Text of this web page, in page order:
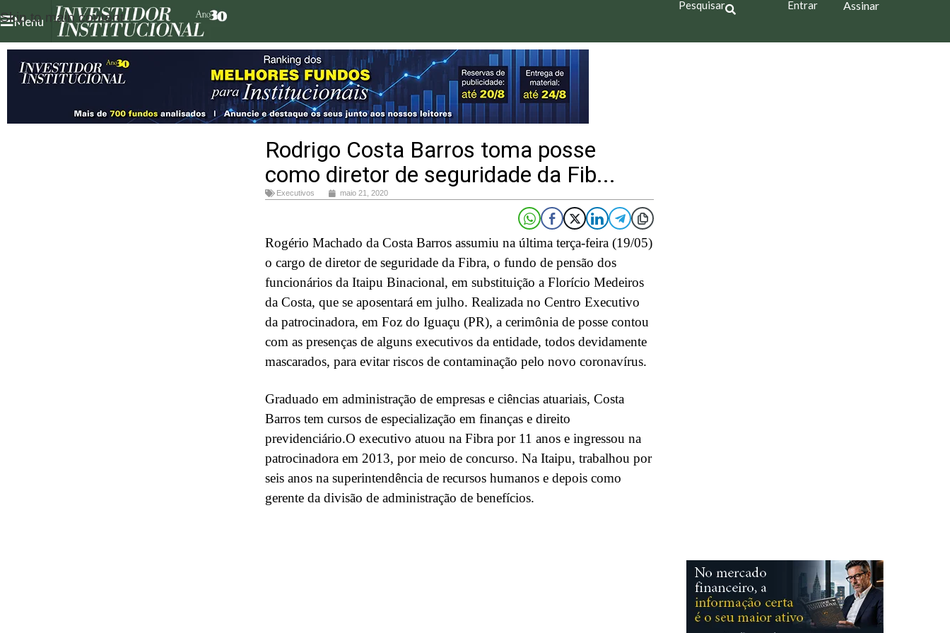
Skip to main content
Menu
Pesquisar Entrar Assinar
Rodrigo Costa Barros toma posse
como diretor de seguridade da Fib...
Executivos maio 21, 2020
Rogério Machado da Costa Barros assumiu na última terça-feira (19/05)
o cargo de diretor de seguridade da Fibra, o fundo de pensão dos
funcionários da Itaipu Binacional, em substituição a Florício Medeiros
da Costa, que se aposentará em julho. Realizada no Centro Executivo
da patrocinadora, em Foz do Iguaçu (PR), a cerimônia de posse contou
com as presenças de alguns executivos da entidade, todos devidamente
mascarados, para evitar riscos de contaminação pelo novo coronavírus.
Graduado em administração de empresas e ciências atuariais, Costa
Barros tem cursos de especialização em finanças e direito
previdenciário.O executivo atuou na Fibra por 11 anos e ingressou na
patrocinadora em 2013, por meio de concurso. Na Itaipu, trabalhou por
seis anos na superintendência de recursos humanos e depois como
gerente da divisão de administração de benefícios.